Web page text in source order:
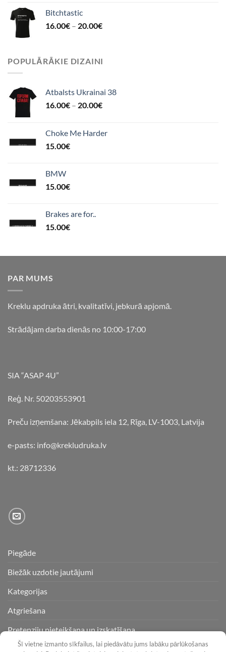
Bitchtastic
16.00€ – 20.00€
POPULĀRĀKIE DIZAINI
Atbalsts Ukrainai 38
16.00€ – 20.00€
Choke Me Harder
15.00€
BMW
15.00€
Brakes are for..
15.00€
PAR MUMS
Kreklu apdruka ātri, kvalitatīvi, jebkurā apjomā.
Strādājam darba dienās no 10:00-17:00
SIA “ASAP 4U”
Reģ. Nr. 50203553901
Preču izņemšana: Jēkabpils iela 12, Rīga, LV-1003, Latvija
e-pasts: info@krekludruka.lv
kt.: 28712336
Piegāde
Biežāk uzdotie jautājumi
Kategorijas
Atgriešana
Pretenziju pieteikšana un izskatīšana
Šī vietne izmanto sīkfailus, lai piedāvātu jums labāku pārlūkošanas